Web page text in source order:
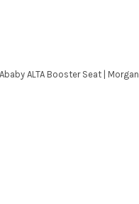
ALTA Booster Seat | Morgan